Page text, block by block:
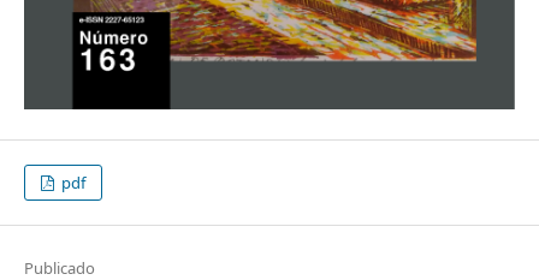
pdf
Publicado